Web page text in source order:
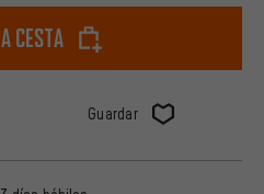
cesta
Guardar